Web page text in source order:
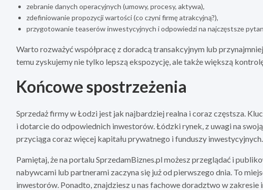
zebranie danych operacyjnych (umowy, procesy, aktywa),
zdefiniowanie propozycji wartości (co czyni firmę atrakcyjną?),
przygotowanie teaserów inwestycyjnych i odpowiedzi na najczęstsze
Warto rozważyć współpracę z doradcą transakcyjnym lub
temu zyskujemy nie tylko lepszą ekspozycję, ale także większą
Końcowe spostrzeżenia
Sprzedaż firmy w Łodzi jest jak najbardziej realna i coraz częstsza.
i dotarcie do odpowiednich inwestorów. Łódzki rynek, z uwagi na
przyciąga coraz więcej kapitału prywatnego i funduszy inwestycyjnych.
Pamiętaj, że na portalu SprzedamBiznes.pl możesz przeglądać i
nabywcami lub partnerami zaczyna się już od pierwszego dnia. To
inwestorów. Ponadto, znajdziesz u nas fachowe doradztwo w zakresie